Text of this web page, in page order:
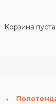
Корзина пуста